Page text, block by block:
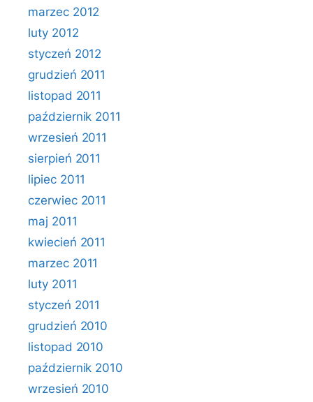
marzec 2012
luty 2012
styczeń 2012
grudzień 2011
listopad 2011
październik 2011
wrzesień 2011
sierpień 2011
lipiec 2011
czerwiec 2011
maj 2011
kwiecień 2011
marzec 2011
luty 2011
styczeń 2011
grudzień 2010
listopad 2010
październik 2010
wrzesień 2010